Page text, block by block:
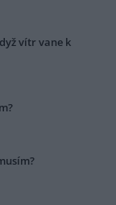
vítr vane k